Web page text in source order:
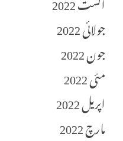
جولائی 2022
جون 2022
مئی 2022
اپریل 2022
مارچ 2022